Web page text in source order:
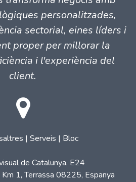
personalitzades,
sectorial, eines líders i
proper per millorar la
i l'experiència del
client.
| Serveis | Bloc
de Catalunya, E24
1, Terrassa 08225, Espanya